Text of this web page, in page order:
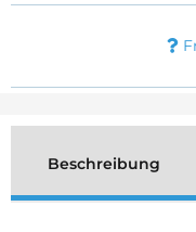
Beschreibung